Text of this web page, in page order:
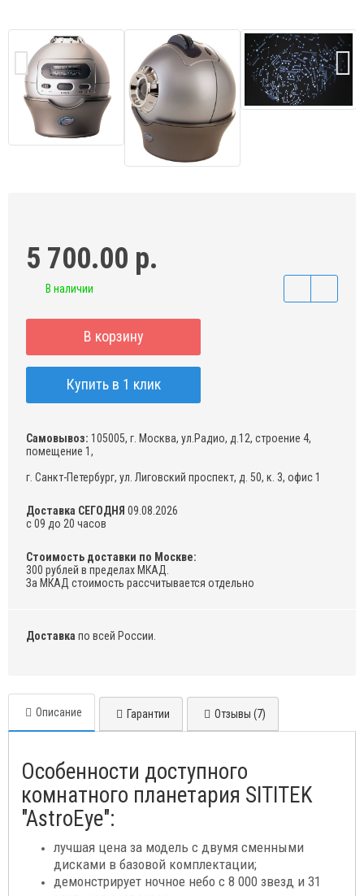
5 700.00 р.
В наличии
В корзину
Купить в 1 клик
Самовывоз: 105005, г. Москва, ул.Радио, д.12, строение 4,
помещение 1,
г. Санкт-Петербург, ул. Лиговский проспект, д. 50, к. 3, офис 1
Доставка СЕГОДНЯ 09.08.2026
с 09 до 20 часов
Стоимость доставки по Москве:
300 рублей в пределах МКАД.
За МКАД стоимость рассчитывается отдельно
Доставка по всей России.
Описание Гарантии Отзывы (7)
Особенности доступного
комнатного планетария SITITEK
"AstroEye":
лучшая цена за модель с двумя сменными
дисками в базовой комплектации;
демонстрирует ночное небо с 8 000 звезд и 31